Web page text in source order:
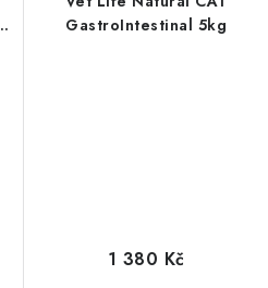
GastroIntestinal 5kg
1 380 Kč